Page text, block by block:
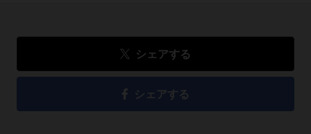
シェアする
シェアする